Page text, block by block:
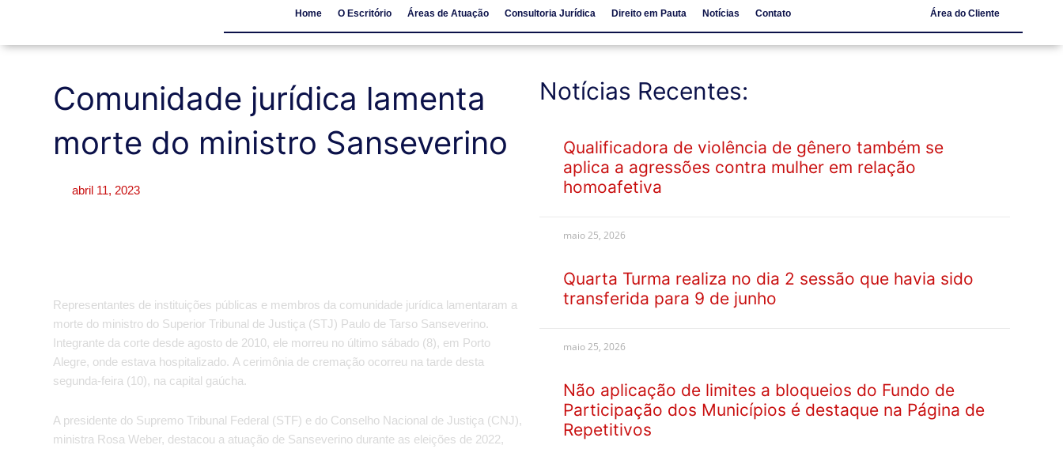
Home O Escritório Áreas de Atuação Consultoria Jurídica Direito em Pauta Notícias Contato Área do Cliente
Comunidade jurídica lamenta
morte do ministro Sanseverino
abril 11, 2023
Representantes de instituições públicas e membros da comunidade jurídica lamentaram a
morte do ministro do Superior Tribunal de Justiça (STJ) Paulo de Tarso Sanseverino.
Integrante da corte desde agosto de 2010, ele morreu no último sábado (8), em Porto
Alegre, onde estava hospitalizado. A cerimônia de cremação ocorreu na tarde desta
segunda-feira (10), na capital gaúcha.
A presidente do Supremo Tribunal Federal (STF) e do Conselho Nacional de Justiça (CNJ),
ministra Rosa Weber, destacou a atuação de Sanseverino durante as eleições de 2022,
Notícias Recentes:
Qualificadora de violência de gênero também se
aplica a agressões contra mulher em relação
homoafetiva
maio 25, 2026
Quarta Turma realiza no dia 2 sessão que havia sido
transferida para 9 de junho
maio 25, 2026
Não aplicação de limites a bloqueios do Fundo de
Participação dos Municípios é destaque na Página de
Repetitivos